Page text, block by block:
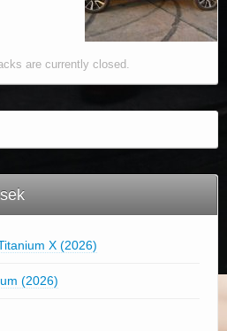
are currently closed.
X (2026)
(2026)